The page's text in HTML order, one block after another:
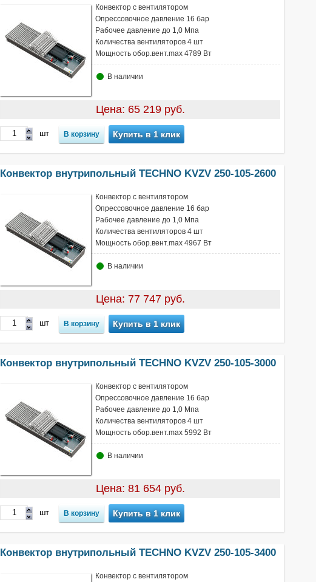
Конвектор с вентилятором
Опрессовочное давление 16 бар
Рабочее давление до 1,0 Мпа
Количества вентиляторов 4 шт
Мощность обор.вент.max 4789 Вт
В наличии
Цена: 65 219 руб.
шт Купить в 1 клик
Конвектор внутрипольный TECHNO KVZV 250-105-2600
Конвектор с вентилятором
Опрессовочное давление 16 бар
Рабочее давление до 1,0 Мпа
Количества вентиляторов 4 шт
Мощность обор.вент.max 4967 Вт
В наличии
Цена: 77 747 руб.
шт Купить в 1 клик
Конвектор внутрипольный TECHNO KVZV 250-105-3000
Конвектор с вентилятором
Опрессовочное давление 16 бар
Рабочее давление до 1,0 Мпа
Количества вентиляторов 4 шт
Мощность обор.вент.max 5992 Вт
В наличии
Цена: 81 654 руб.
шт Купить в 1 клик
Конвектор внутрипольный TECHNO KVZV 250-105-3400
Конвектор с вентилятором